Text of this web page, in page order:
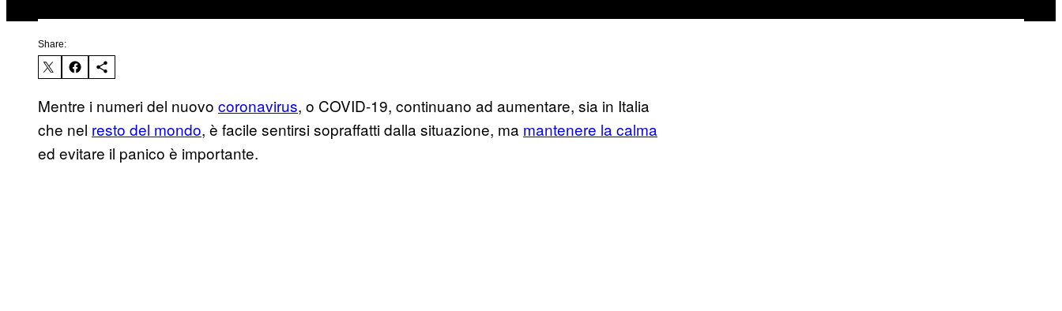
Share:
Mentre i numeri del nuovo coronavirus, o COVID-19, continuano ad aumentare, sia in Italia
che nel resto del mondo, è facile sentirsi sopraffatti dalla situazione, ma mantenere la calma
ed evitare il panico è importante.